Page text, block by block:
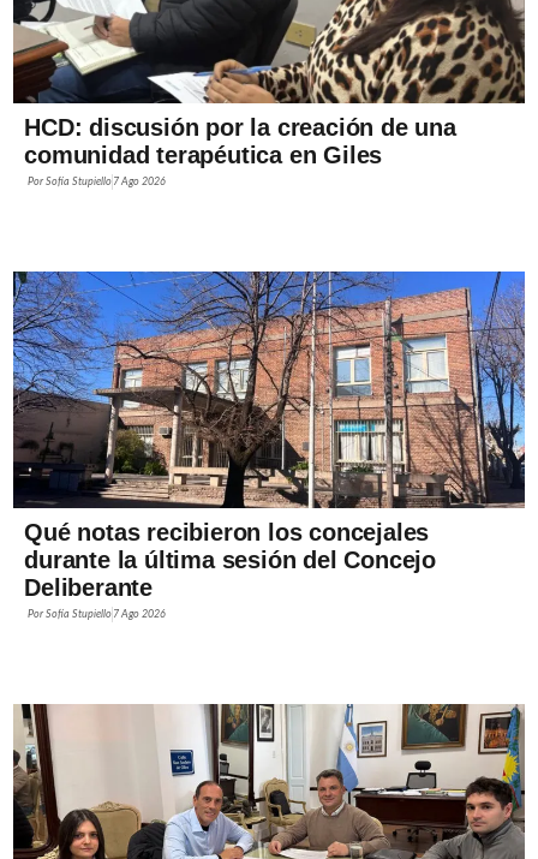
HCD: discusión por la creación de una
comunidad terapéutica en Giles
PorSofía Stupiello 7 Ago 2026
Qué notas recibieron los concejales
durante la última sesión del Concejo
Deliberante
PorSofía Stupiello 7 Ago 2026